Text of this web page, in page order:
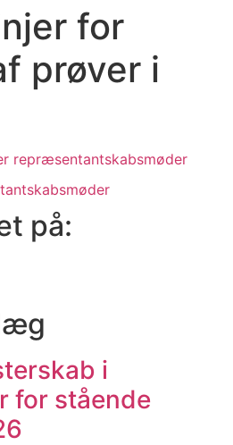
for
prøver i
repræsentantskabsmøder
på:
i
for stående